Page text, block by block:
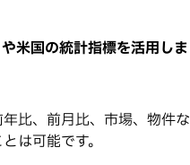
国の統計指標を活用しま
、前月比、市場、物件
は可能です。